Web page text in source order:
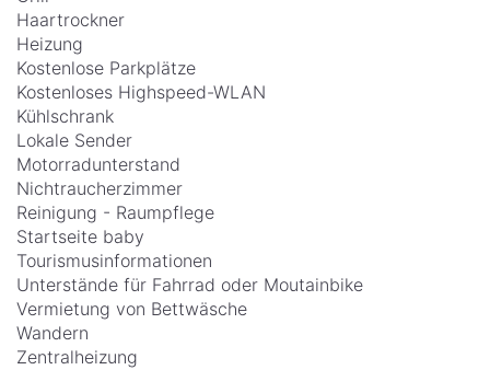
Haartrockner
Heizung
Kostenlose Parkplätze
Kostenloses Highspeed-WLAN
Kühlschrank
Lokale Sender
Motorradunterstand
Nichtraucherzimmer
Reinigung - Raumpflege
Startseite baby
Tourismusinformationen
Unterstände für Fahrrad oder Moutainbike
Vermietung von Bettwäsche
Wandern
Zentralheizung